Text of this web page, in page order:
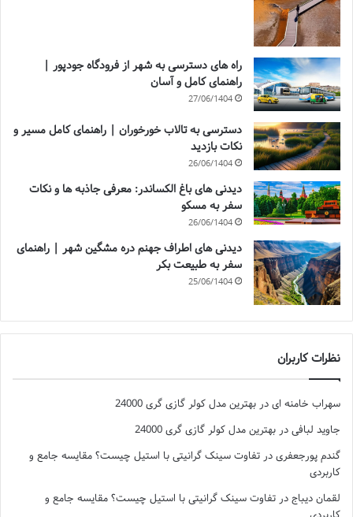
راه های دسترسی به شهر از فرودگاه جودپور |
راهنمای کامل و آسان
27/06/1404
دسترسی به تالاب خورخوران | راهنمای کامل مسیر و
نکات بازدید
26/06/1404
دیدنی های باغ الکساندر: معرفی جاذبه ها و نکات
سفر به مسکو
26/06/1404
دیدنی های اطراف جهنم دره مشگین شهر | راهنمای
سفر به طبیعت بکر
25/06/1404
نظرات کاربران
سهراب خامنه ای در بهترین مدل کولر گازی گری 24000
جاوید لبافی در بهترین مدل کولر گازی گری 24000
گندم پورجعفری در تفاوت سینک گرانیتی با استیل چیست؟ مقایسه جامع و
کاربردی
لقمان دیباج در تفاوت سینک گرانیتی با استیل چیست؟ مقایسه جامع و